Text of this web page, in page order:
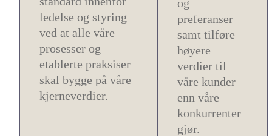
ledelse og styring
ved at alle våre
prosesser og
etablerte praksiser
skal bygge på våre
kjerneverdier.
og
preferanser
samt tilføre
høyere
verdier til
våre kunder
enn våre
konkurrenter
gjør.